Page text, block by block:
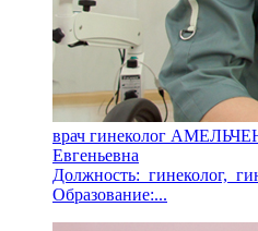
врач гинеколог
Евгеньевна
Должность: гинеколог,
Образование:...